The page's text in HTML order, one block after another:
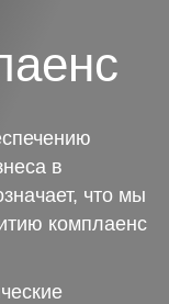
в
что мы
комплаенс